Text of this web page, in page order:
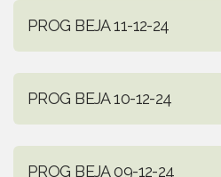
PROG BEJA 11-12-24
PROG BEJA 10-12-24
PROG BEJA 09-12-24